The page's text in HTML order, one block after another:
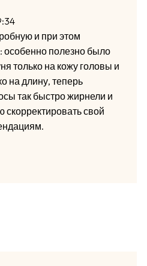
и при этом
особенно полезно было
только на кожу головы и
на длину, теперь
так быстро жирнели и
скорректировать свой